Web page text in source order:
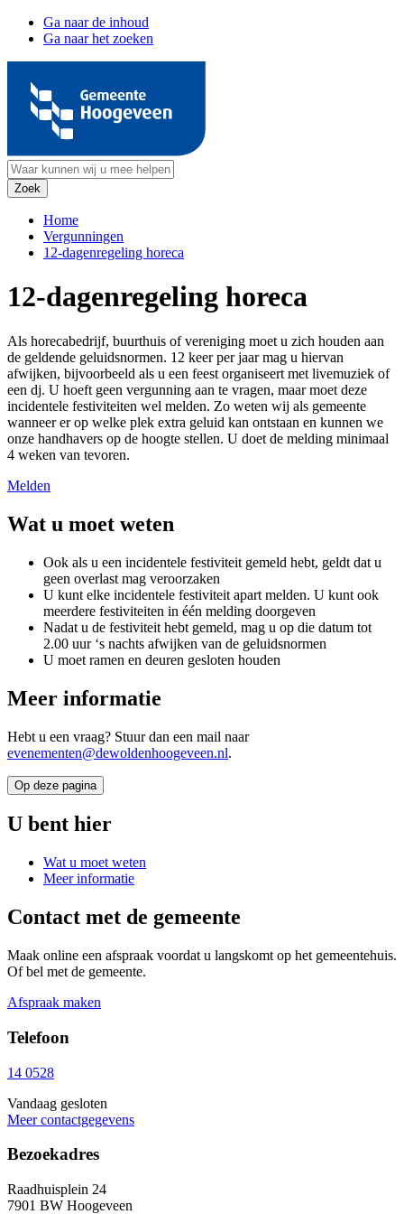
Ga naar de inhoud
Ga naar het zoeken
Home
Vergunningen
12-dagenregeling horeca
12-dagenregeling horeca
Als horecabedrijf, buurthuis of vereniging moet u zich houden aan
de geldende geluidsnormen. 12 keer per jaar mag u hiervan
afwijken, bijvoorbeeld als u een feest organiseert met livemuziek of
een dj. U hoeft geen vergunning aan te vragen, maar moet deze
incidentele festiviteiten wel melden. Zo weten wij als gemeente
wanneer er op welke plek extra geluid kan ontstaan en kunnen we
onze handhavers op de hoogte stellen. U doet de melding minimaal
4 weken van tevoren.
Melden
Wat u moet weten
Ook als u een incidentele festiviteit gemeld hebt, geldt dat u
geen overlast mag veroorzaken
U kunt elke incidentele festiviteit apart melden. U kunt ook
meerdere festiviteiten in één melding doorgeven
Nadat u de festiviteit hebt gemeld, mag u op die datum tot
2.00 uur ‘s nachts afwijken van de geluidsnormen
U moet ramen en deuren gesloten houden
Meer informatie
Hebt u een vraag? Stuur dan een mail naar
evenementen@dewoldenhoogeveen.nl.
Op deze pagina
U bent hier
Wat u moet weten
Meer informatie
Contact met de gemeente
Maak online een afspraak voordat u langskomt op het gemeentehuis.
Of bel met de gemeente.
Afspraak maken
Telefoon
14 0528
Vandaag gesloten
Meer contactgegevens
Bezoekadres
Raadhuisplein 24
7901 BW Hoogeveen